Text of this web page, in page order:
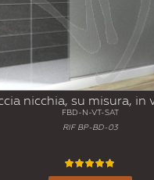
nicchia, su misura, in
FBD-N-VT-SAT
RIF BP-BD-03